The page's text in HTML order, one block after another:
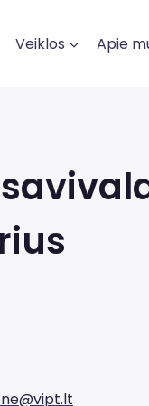
Veiklos Apie